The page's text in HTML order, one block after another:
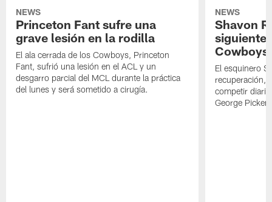
NEWS
Princeton Fant sufre una
grave lesión en la rodilla
El ala cerrada de los Cowboys, Princeton
Fant, sufrió una lesión en el ACL y un
desgarro parcial del MCL durante la práctica
del lunes y será sometido a cirugía.
NEWS
Shavon
siguiente
Cowboys
El esquinero
recuperación,
competir
George